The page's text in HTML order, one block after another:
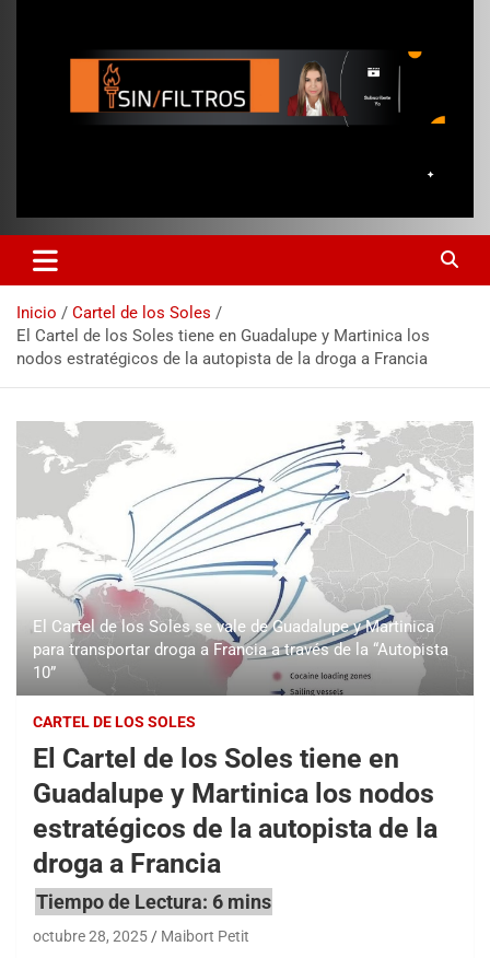
Inicio
Cartel de los Soles
El Cartel de los Soles tiene en Guadalupe y Martinica los
nodos estratégicos de la autopista de la droga a Francia
El Cartel de los Soles se vale de Guadalupe y Martinica
para transportar droga a Francia a través de la “Autopista
10”
CARTEL DE LOS SOLES
El Cartel de los Soles tiene en
Guadalupe y Martinica los nodos
estratégicos de la autopista de la
droga a Francia
octubre 28, 2025 Maibort Petit